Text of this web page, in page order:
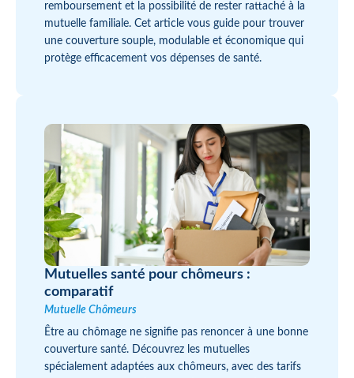
remboursement et la possibilité de rester rattaché à la
mutuelle familiale. Cet article vous guide pour trouver
une couverture souple, modulable et économique qui
protège efficacement vos dépenses de santé.
Mutuelles santé pour chômeurs :
comparatif
Mutuelle Chômeurs
Être au chômage ne signifie pas renoncer à une bonne
couverture santé. Découvrez les mutuelles
spécialement adaptées aux chômeurs, avec des tarifs